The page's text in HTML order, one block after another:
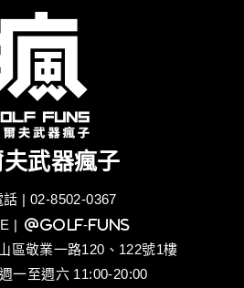
武器瘋子
話 | 02-8502-0367
| @golf-funs
區敬業一路120、122號1樓
一至週六 11:00-20:00